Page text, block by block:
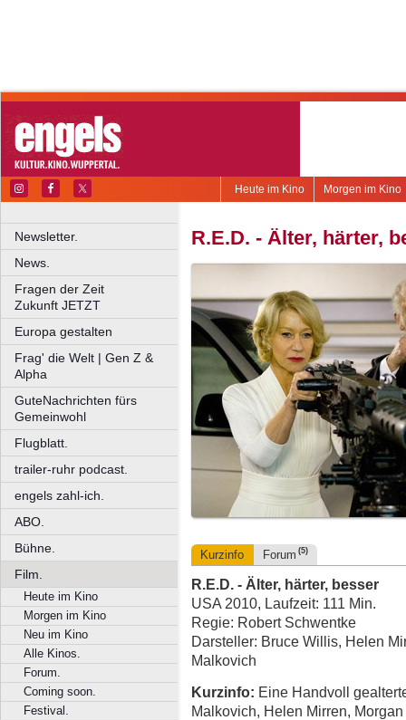
Morgen im Kino
Heute im Kino
Newsletter.
News.
Fragen der Zeit
Zukunft JETZT
Europa gestalten
Frag' die Welt | Gen Z &
Alpha
GuteNachrichten fürs
Gemeinwohl
Flugblatt.
trailer-ruhr podcast.
engels zahl-ich.
ABO.
Bühne.
Film.
Heute im Kino
Morgen im Kino
Neu im Kino
Alle Kinos.
Forum.
Coming soon.
Festival.
R.E.D. - Älter, härter,
Kurzinfo Forum (5)
R.E.D. - Älter, härter, besser
USA 2010, Laufzeit: 111 Min.
Regie: Robert Schwentke
Darsteller: Bruce Willis, Helen
Malkovich
Kurzinfo: Eine Handvoll
Malkovich, Helen Mirren,